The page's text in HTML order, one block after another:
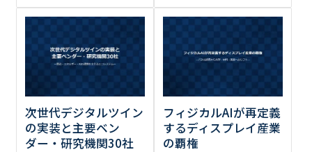
次世代デジタルツイン
の実装と主要ベン
ダー・研究機関30社
フィジカルAIが再定義
するディスプレイ産業
の覇権